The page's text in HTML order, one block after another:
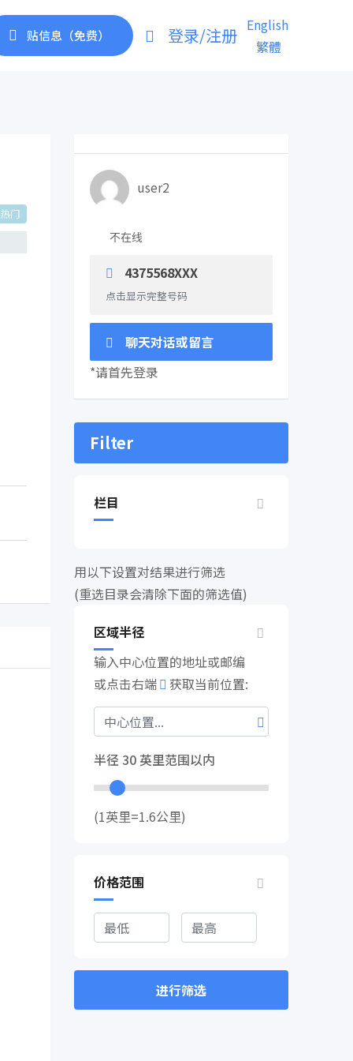
贴信息（免费） 登录/注册 English
繁體
热门
user2
不在线
4375568XXX
点击显示完整号码
聊天对话或留言
*请首先登录
Filter
栏目
用以下设置对结果进行筛选
(重选目录会清除下面的筛选值)
区域半径
输入中心位置的地址或邮编
或点击右端
获取当前位置:
半径 30英里范围以内
(1英里=1.6公里)
价格范围
进行筛选